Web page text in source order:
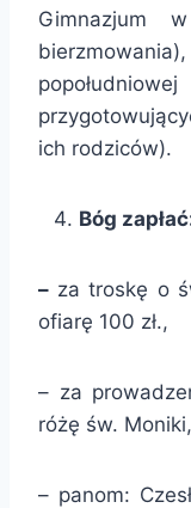
Gimnazjum
ich rodziców).
Bóg
– za troskę o
ofiarę 100 zł.,
– za
różę św. Moniki,
– panom: